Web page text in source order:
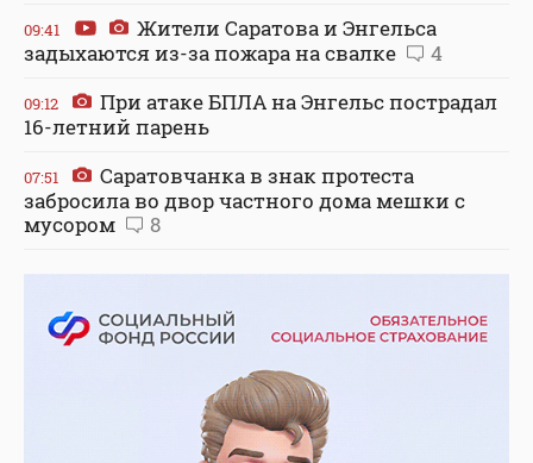
09:41
Жители Саратова и Энгельса
задыхаются из-за пожара на свалке
4
09:12
При атаке БПЛА на Энгельс пострадал
16-летний парень
07:51
Саратовчанка в знак протеста
забросила во двор частного дома мешки с
мусором
8